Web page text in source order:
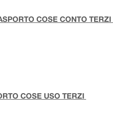
COSE CONTO
COSE USO TERZI